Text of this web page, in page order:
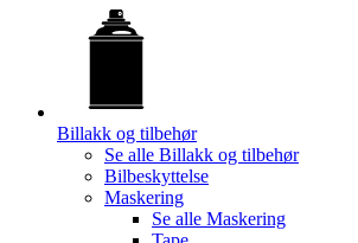
Billakk og tilbehør
Se alle Billakk og tilbehør
Bilbeskyttelse
Maskering
Se alle Maskering